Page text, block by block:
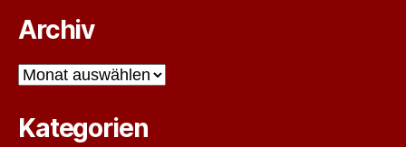
Archiv
Archiv
Kategorien